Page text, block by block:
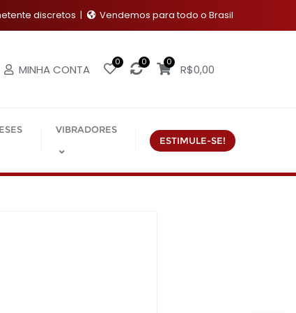
discretos Vendemos para todo o Brasil
MINHA CONTA
0 0 0
R$0,00
VIBRADORES
ESTIMULE-SE!